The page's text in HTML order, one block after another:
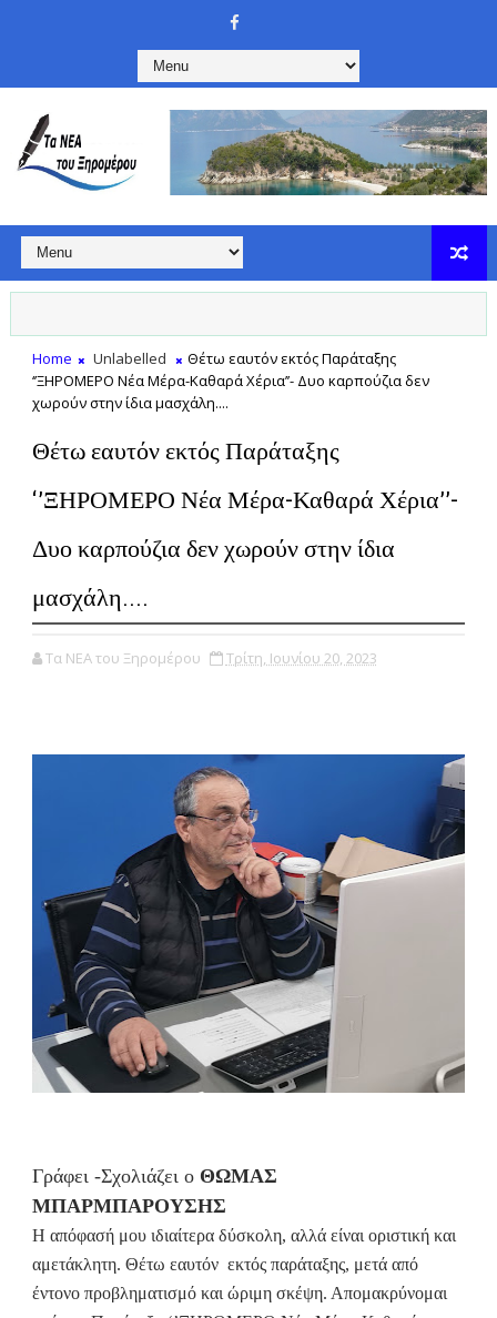
Home Unlabelled
Θέτω εαυτόν εκτός Παράταξης
‘’ΞΗΡΟΜΕΡΟ Νέα Μέρα-Καθαρά Χέρια’’- Δυο καρπούζια δεν
χωρούν στην ίδια μασχάλη....
Θέτω εαυτόν εκτός Παράταξης
‘’ΞΗΡΟΜΕΡΟ Νέα Μέρα-Καθαρά Χέρια’’-
Δυο καρπούζια δεν χωρούν στην ίδια
μασχάλη....
Τα ΝΕΑ του Ξηρομέρου Τρίτη, Ιουνίου 20, 2023
Γράφει -Σχολιάζει ο ΘΩΜΑΣ
ΜΠΑΡΜΠΑΡΟΥΣΗΣ
Η απόφασή μου ιδιαίτερα δύσκολη, αλλά είναι οριστική και
αμετάκλητη. Θέτω εαυτόν εκτός παράταξης, μετά από
έντονο προβληματισμό και ώριμη σκέψη. Απομακρύνομαι